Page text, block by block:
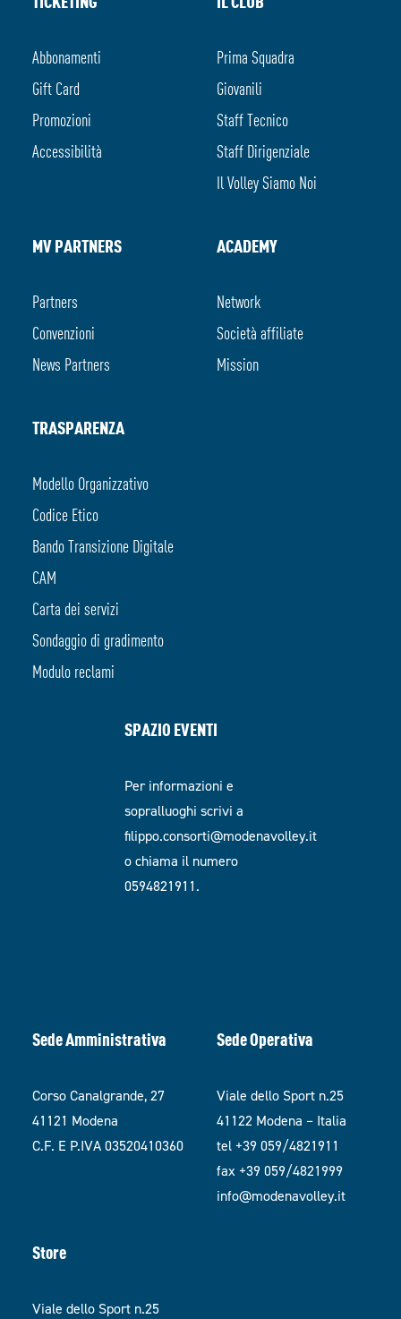
Abbonamenti
Gift Card
Promozioni
Accessibilità
Prima Squadra
Giovanili
Staff Tecnico
Staff Dirigenziale
Il Volley Siamo Noi
MV PARTNERS
Partners
Convenzioni
News Partners
ACADEMY
Network
Società affiliate
Mission
TRASPARENZA
Modello Organizzativo
Codice Etico
Bando Transizione Digitale
CAM
Carta dei servizi
Sondaggio di gradimento
Modulo reclami
SPAZIO EVENTI
Per informazioni e
sopralluoghi scrivi a
filippo.consorti@modenavolley.it
o chiama il numero
0594821911.
Sede Amministrativa
Corso Canalgrande, 27
41121 Modena
C.F. E P.IVA 03520410360
Sede Operativa
Viale dello Sport n.25
41122 Modena – Italia
tel +39 059/4821911
fax +39 059/4821999
info@modenavolley.it
Store
Viale dello Sport n.25